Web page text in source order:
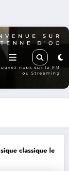
août La Thérapie